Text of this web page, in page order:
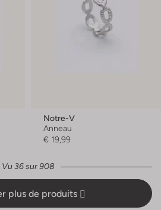
Notre-V
Anneau
€ 19,99
Vu 36 sur 908
plus de produits